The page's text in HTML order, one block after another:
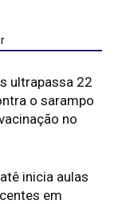
ultrapassa 22
o sarampo
no
inicia aulas
em